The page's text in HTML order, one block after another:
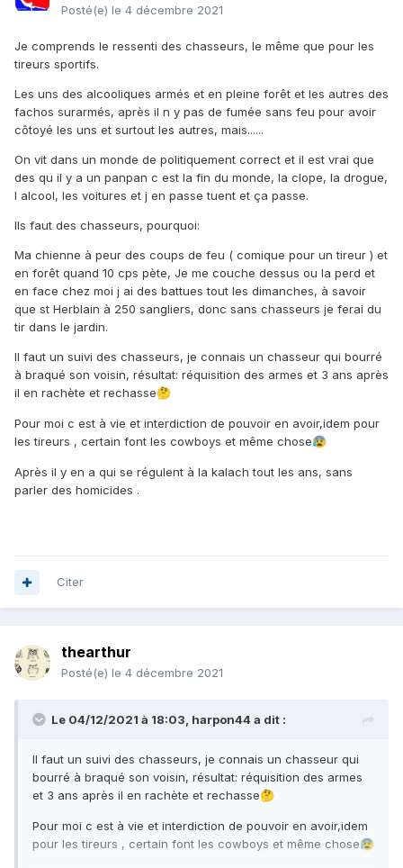
Posté(e) le 4 décembre 2021
Je comprends le ressenti des chasseurs, le même que pour les
tireurs sportifs.
Les uns des alcooliques armés et en pleine forêt et les autres des
fachos surarmés, après il n y pas de fumée sans feu pour avoir
côtoyé les uns et surtout les autres, mais......
On vit dans un monde de politiquement correct et il est vrai que
des qu il y a un panpan c est la fin du monde, la clope, la drogue,
l alcool, les voitures et j en passe tuent et ça passe.
Ils faut des chasseurs, pourquoi:
Ma chienne à peur des coups de feu ( comique pour un tireur ) et
en forêt quand 10 cps pète, Je me couche dessus ou la perd et
en face chez moi j ai des battues tout les dimanches, à savoir
que st Herblain à 250 sangliers, donc sans chasseurs je ferai du
tir dans le jardin.
Il faut un suivi des chasseurs, je connais un chasseur qui bourré
à braqué son voisin, résultat: réquisition des armes et 3 ans après
il en rachète et rechasse🤔
Pour moi c est à vie et interdiction de pouvoir en avoir,idem pour
les tireurs , certain font les cowboys et même chose😰
Après il y en a qui se régulent à la kalach tout les ans, sans
parler des homicides .
Citer
thearthur
Posté(e) le 4 décembre 2021
Le 04/12/2021 à 18:03, harpon44 a dit :
Il faut un suivi des chasseurs, je connais un chasseur qui
bourré à braqué son voisin, résultat: réquisition des armes
et 3 ans après il en rachète et rechasse🤔
Pour moi c est à vie et interdiction de pouvoir en avoir,idem
pour les tireurs , certain font les cowboys et même chose😰